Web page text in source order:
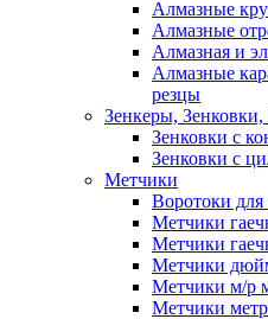
Алмазные
Алмазные
Алмазная и
Алмазные
резцы
Зенкеры,
Зенковки с
Зенковки с
Метчики
Воротоки для
Метчики
Метчики
Метчики
Метчики м/р
Метчики